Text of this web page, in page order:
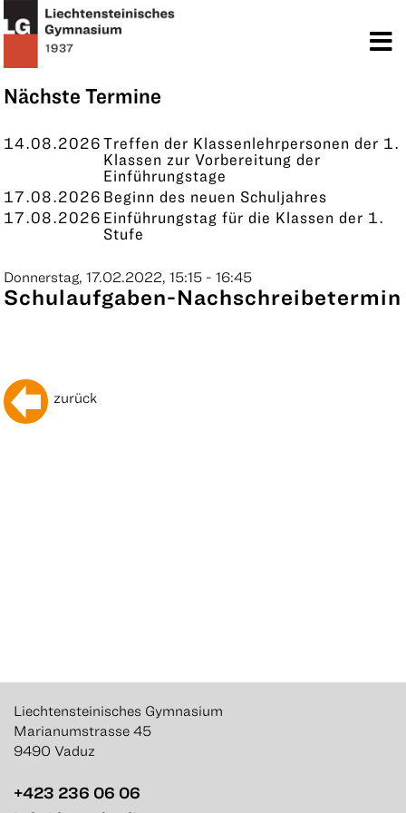
Nächste Termine
14.08.2026Treffen der Klassenlehrpersonen der 1.
Klassen zur Vorbereitung der
Einführungstage
17.08.2026 Beginn des neuen Schuljahres
17.08.2026 Einführungstag für die Klassen der 1.
Stufe
KONTAKT
Donnerstag, 17.02.2022, 15:15 - 16:45
Schulaufgaben-Nachschreibetermin
zurück
Liechtensteinisches Gymnasium
Marianumstrasse 45
9490 Vaduz
+423 236 06 06